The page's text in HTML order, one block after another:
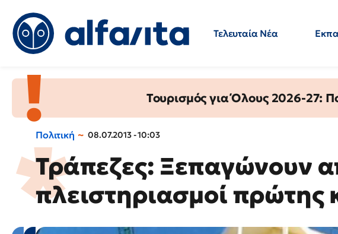
Τελευταία Νέα
Τουρισμός για Όλους 2026-27:
Πολιτική 08.07.2013 - 10:03
Τράπεζες: Ξεπαγώνουν
πλειστηριασμοί πρώτης